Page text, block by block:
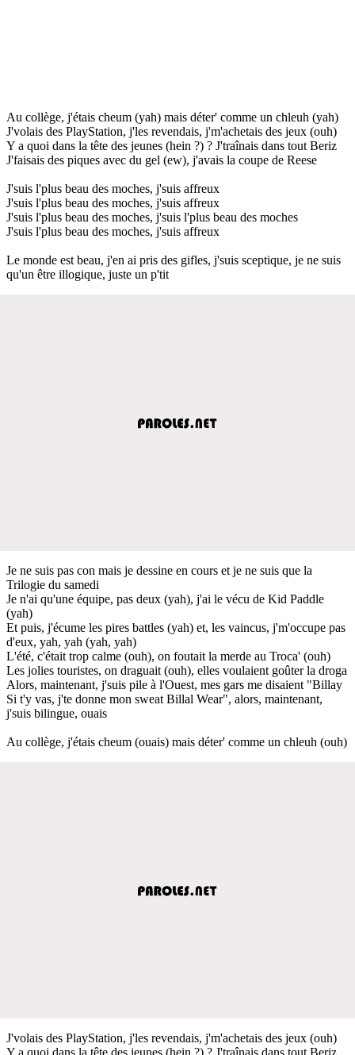
Au collège, j'étais cheum (yah) mais déter' comme un chleuh (yah)
J'volais des PlayStation, j'les revendais, j'm'achetais des jeux (ouh)
Y a quoi dans la tête des jeunes (hein ?) ? J'traînais dans tout Beriz
J'faisais des piques avec du gel (ew), j'avais la coupe de Reese
J'suis l'plus beau des moches, j'suis affreux
J'suis l'plus beau des moches, j'suis affreux
J'suis l'plus beau des moches, j'suis l'plus beau des moches
J'suis l'plus beau des moches, j'suis affreux
Le monde est beau, j'en ai pris des gifles, j'suis sceptique, je ne suis
qu'un être illogique, juste un p'tit
Je ne suis pas con mais je dessine en cours et je ne suis que la
Trilogie du samedi
Je n'ai qu'une équipe, pas deux (yah), j'ai le vécu de Kid Paddle
(yah)
Et puis, j'écume les pires battles (yah) et, les vaincus, j'm'occupe pas
d'eux, yah, yah (yah, yah)
L'été, c'était trop calme (ouh), on foutait la merde au Troca' (ouh)
Les jolies touristes, on draguait (ouh), elles voulaient goûter la droga
Alors, maintenant, j'suis pile à l'Ouest, mes gars me disaient "Billay
Si t'y vas, j'te donne mon sweat Billal Wear", alors, maintenant,
j'suis bilingue, ouais
Au collège, j'étais cheum (ouais) mais déter' comme un chleuh (ouh)
J'volais des PlayStation, j'les revendais, j'm'achetais des jeux (ouh)
Y a quoi dans la tête des jeunes (hein ?) ? J'traînais dans tout Beriz